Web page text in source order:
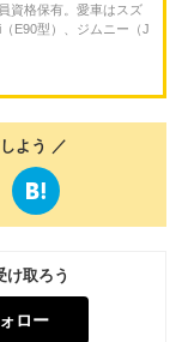
資格保有。愛車はスズ
E90型）、ジムニー（J
よう ／
け取ろう
ロー